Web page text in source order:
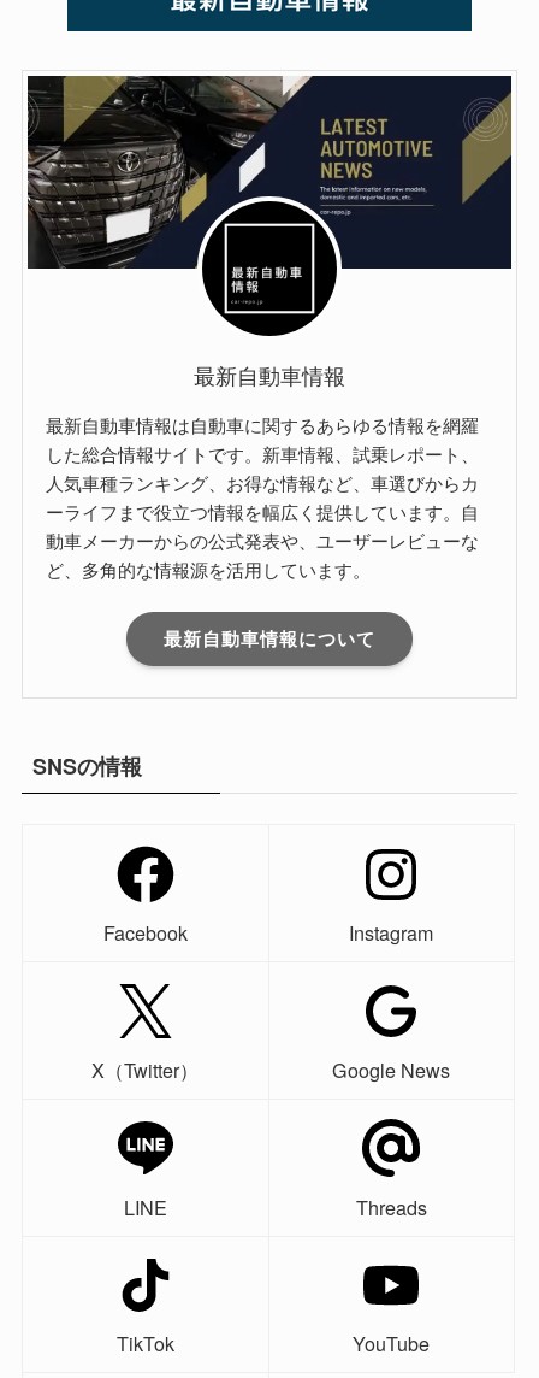
最新自動車情報
最新自動車情報は自動車に関するあらゆる情報を網羅
した総合情報サイトです。新車情報、試乗レポート、
人気車種ランキング、お得な情報など、車選びからカ
ーライフまで役立つ情報を幅広く提供しています。自
動車メーカーからの公式発表や、ユーザーレビューな
ど、多角的な情報源を活用しています。
最新自動車情報について
SNSの情報
Facebook Instagram
X（Twitter） Google News
LINE Threads
TikTok YouTube